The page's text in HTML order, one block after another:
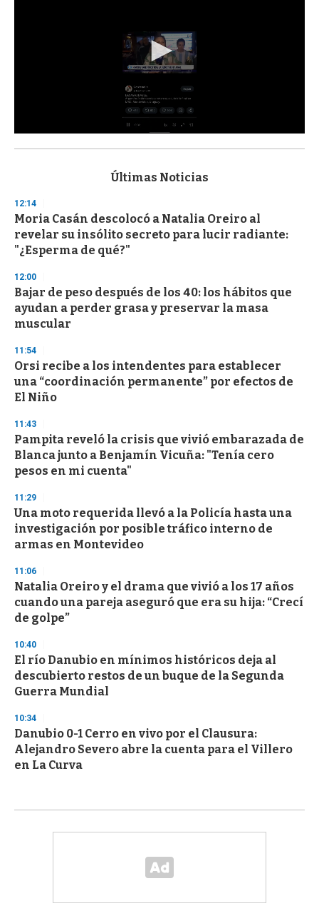
s
d
s
o
f
s
e
c
o
n
s
Últimas Noticias
12:14
Moria Casán descolocó a Natalia Oreiro al
revelar su insólito secreto para lucir radiante:
"¿Esperma de qué?"
12:00
Bajar de peso después de los 40: los hábitos que
ayudan a perder grasa y preservar la masa
muscular
11:54
Orsi recibe a los intendentes para establecer
una “coordinación permanente” por efectos de
El Niño
11:43
Pampita reveló la crisis que vivió embarazada de
Blanca junto a Benjamín Vicuña: "Tenía cero
pesos en mi cuenta"
11:29
Una moto requerida llevó a la Policía hasta una
investigación por posible tráfico interno de
armas en Montevideo
11:06
Natalia Oreiro y el drama que vivió a los 17 años
cuando una pareja aseguró que era su hija: “Crecí
de golpe”
10:40
El río Danubio en mínimos históricos deja al
descubierto restos de un buque de la Segunda
Guerra Mundial
10:34
Danubio 0-1 Cerro en vivo por el Clausura:
Alejandro Severo abre la cuenta para el Villero
en La Curva